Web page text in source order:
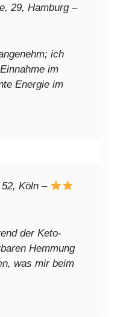
29, Hamburg –
ich
im
Energie im
Köln –
der Keto-
Hemmung
was mir beim